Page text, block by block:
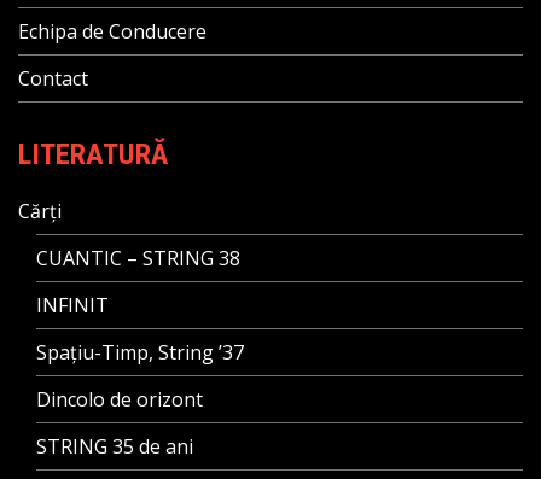
Echipa de Conducere
Contact
LITERATURĂ
Cărți
CUANTIC – STRING 38
INFINIT
Spațiu-Timp, String ’37
Dincolo de orizont
STRING 35 de ani